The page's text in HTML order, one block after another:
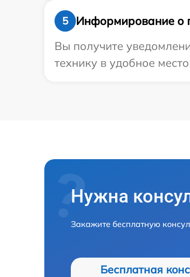
5
Информирование о
Вы получите
технику в удобное
Нужна
Закажите бесплатную
Бесплатная